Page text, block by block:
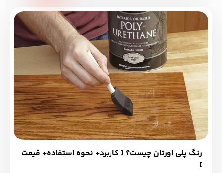
رنگ پلی اورتان چیست؟ [ کاربرد+ نحوه استفاده+ قیمت
]